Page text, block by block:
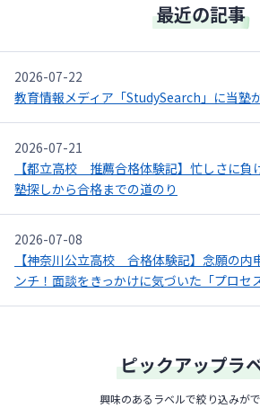
最近の記事
2026-07-22
教育情報メディア「StudySearch」に当塾
2026-07-21
【都立高校 推薦合格体験記】忙しさに負
塾探しから合格までの道のり
2026-07-08
【神奈川公立高校 合格体験記】念願の内
ンチ！面談をきっかけに気づいた「プロセ
ピックアップラ
興味のあるラベルで絞り込みがで